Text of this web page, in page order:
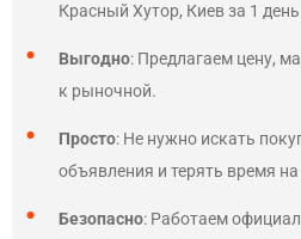
Красный Хутор, Киев за 1
Выгодно: Предлагаем цену,
к рыночной.
Просто: Не нужно искать
объявления и терять время на
Безопасно: Работаем